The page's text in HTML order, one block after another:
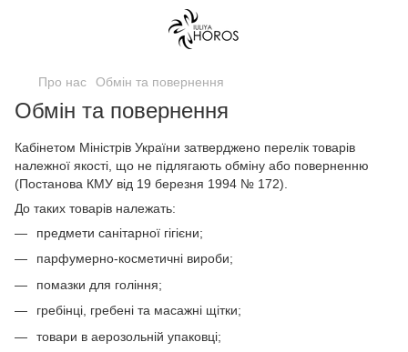
Про нас Обмін та повернення
Обмін та повернення
Кабінетом Міністрів України затверджено перелік товарів
належної якості, що не підлягають обміну або поверненню
(Постанова КМУ від 19 березня 1994 № 172).
До таких товарів належать:
предмети санітарної гігієни;
парфумерно-косметичні вироби;
помазки для гоління;
гребінці, гребені та масажні щітки;
товари в аерозольній упаковці;